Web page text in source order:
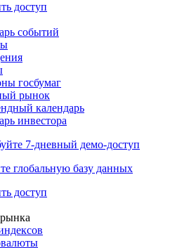
7-дневный
глобальную базу данных
доступ
событий
рынок
инвестора
7-дневный
глобальную базу данных
доступ